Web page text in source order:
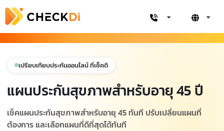
เปรียบเทียบประกันออนไลน์ ที่เช็คดิ
แผนประกันสุขภาพสำหรับอายุ 45 ปี
เช็คแผนประกันสุขภาพสำหรับอายุ 45 ทันที ปรับเปลี่ยนแผนที่
ต้องการ และเลือกแผนที่ดีที่สุดได้ทันที